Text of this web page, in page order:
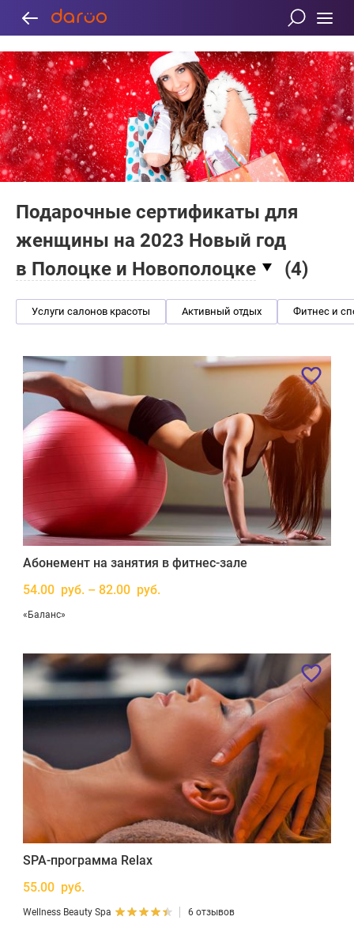
Подарочные сертификаты для
женщины на 2023 Новый год
в Полоцке и Новополоцке
(4)
Услуги салонов красоты Активный отдых Фитнес и
Абонемент на занятия в фитнес-зале
54.00 руб. – 82.00 руб.
«Баланс»
SPA-программа Relax
55.00 руб.
Wellness Beauty Spa 6 отзывов